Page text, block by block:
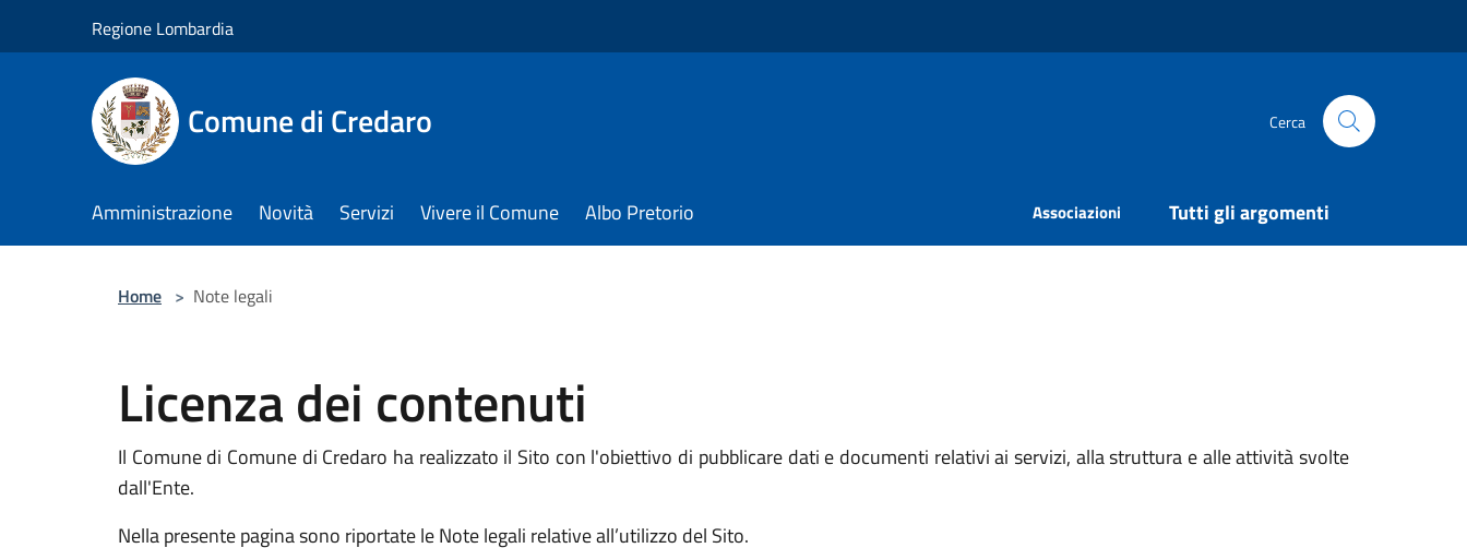
Regione Lombardia
Comune di Credaro Cerca
Amministrazione Novità Servizi Vivere il Comune Albo Pretorio Associazioni Tutti gli argomenti
Home > Note legali
Licenza dei contenuti
Il Comune di Comune di Credaro ha realizzato il Sito con l'obiettivo di pubblicare dati e documenti relativi ai servizi, alla struttura e alle attività svolte
dall'Ente.
Nella presente pagina sono riportate le Note legali relative all’utilizzo del Sito.